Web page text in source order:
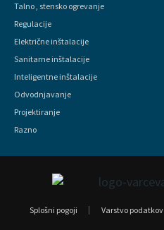
Talno , stensko ogrevanje
Regulacije
Električne inštalacije
Sanitarne inštalacije
Inteligentne inštalacije
Odvodnjavanje
Projektiranje
Razno
Splošni pogoji Varstvo podatkov